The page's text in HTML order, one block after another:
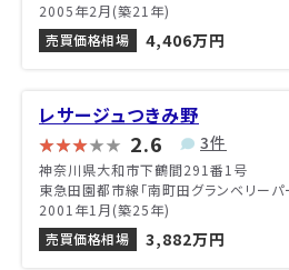
2005年2月(築21年)
売買価格相場
4,406万円
レサージュつきみ野
2.6 3件
神奈川県大和市下鶴間291番1号
東急田園都市線「南町田グランベリーパ
2001年1月(築25年)
売買価格相場
3,882万円